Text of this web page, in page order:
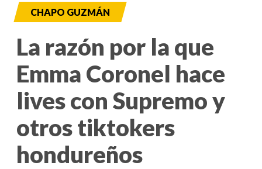
CHAPO GUZMÁN
La razón por la que
Emma Coronel hace
lives con Supremo y
otros tiktokers
hondureños